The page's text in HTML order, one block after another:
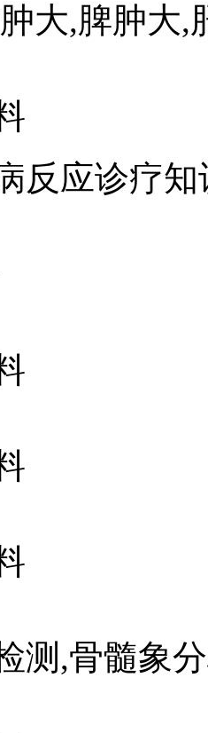
大,脾肿大,
反应诊疗知
测,骨髓象